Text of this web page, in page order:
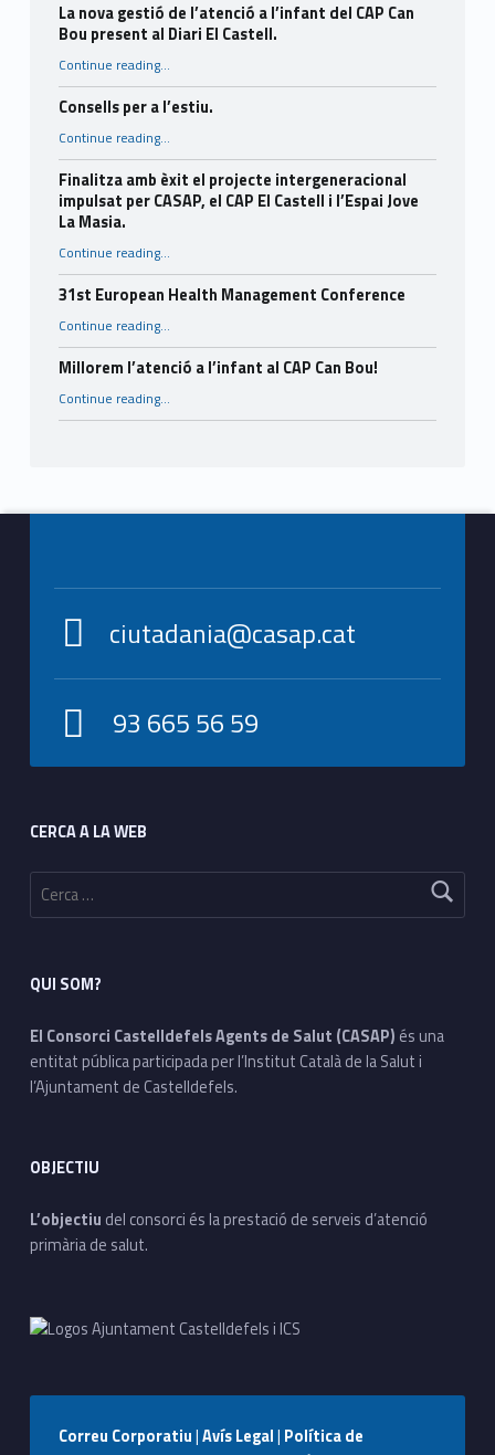
La nova gestió de l’atenció a l’infant del CAP Can
Bou present al Diari El Castell.
Continue reading“La nova gestió de l’atenció a l’infant del CAP Can Bou present al Diari El Castell.”
…
Consells per a l’estiu.
Continue reading…
Finalitza amb èxit el projecte intergeneracional
impulsat per CASAP, el CAP El Castell i l’Espai Jove
La Masia.
Continue reading“Finalitza amb èxit el projecte intergeneracional impulsat per CASAP, el CAP El Castell i l’Espai Jove La Masia.”
…
31st European Health Management Conference
Continue reading“31st European Health Management Conference”
…
Millorem l’atenció a l’infant al CAP Can Bou!
Continue reading“Millorem l’atenció a l’infant al CAP Can Bou!”
…
Footer info sidebar
ciutadania@casap.cat
93 665 56 59
CERCA A LA WEB
Cerca:
QUI SOM?
El Consorci Castelldefels Agents de Salut (CASAP) és una
entitat pública participada per l’Institut Català de la Salut i
l’Ajuntament de Castelldefels.
OBJECTIU
L’objectiu del consorci és la prestació de serveis d’atenció
primària de salut.
Correu Corporatiu|Avís Legal| Política de